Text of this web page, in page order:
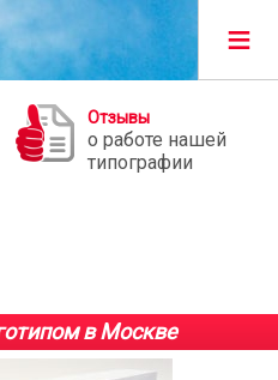
≡
Отзывы
о работе нашей
типографии
в Москве